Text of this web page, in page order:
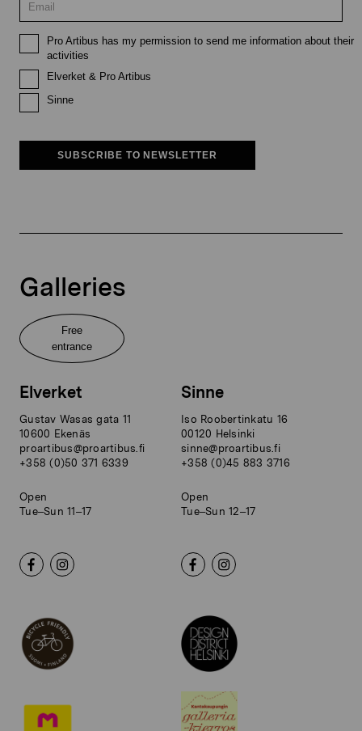
Pro Artibus has my permission to send me information about their
activities
Elverket & Pro Artibus
Sinne
SUBSCRIBE TO NEWSLETTER
Galleries
Free
entrance
Elverket
Gustav Wasas gata 11
10600 Ekenäs
proartibus@proartibus.fi
+358 (0)50 371 6339
Open
Tue–Sun 11–17
Sinne
Iso Roobertinkatu 16
00120 Helsinki
sinne@proartibus.fi
+358 (0)45 883 3716
Open
Tue–Sun 12–17